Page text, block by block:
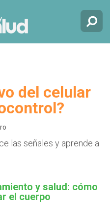
del celular
las señales y aprende a
y salud: cómo
el cuerpo